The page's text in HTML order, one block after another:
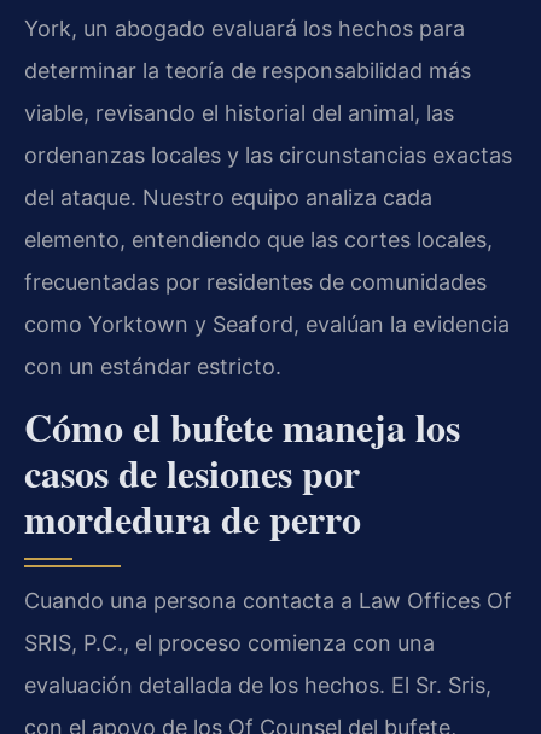
York, un abogado evaluará los hechos para
determinar la teoría de responsabilidad más
viable, revisando el historial del animal, las
ordenanzas locales y las circunstancias exactas
del ataque. Nuestro equipo analiza cada
elemento, entendiendo que las cortes locales,
frecuentadas por residentes de comunidades
como Yorktown y Seaford, evalúan la evidencia
con un estándar estricto.
Cómo el bufete maneja los
casos de lesiones por
mordedura de perro
Cuando una persona contacta a Law Offices Of
SRIS, P.C., el proceso comienza con una
evaluación detallada de los hechos. El Sr. Sris,
con el apoyo de los Of Counsel del bufete,